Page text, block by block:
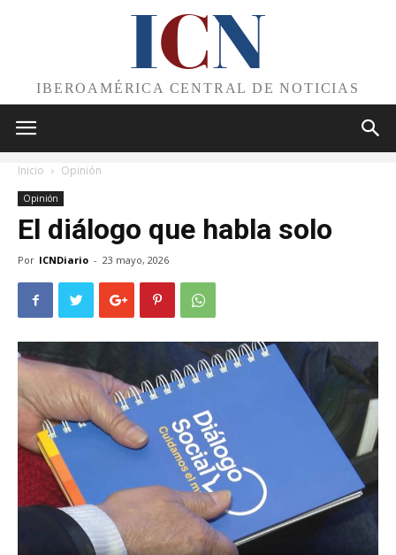
ICN
IBEROAMÉRICA CENTRAL DE NOTICIAS
Inicio Opinión
Opinión
El diálogo que habla solo
Por ICNDiario - 23 mayo, 2026